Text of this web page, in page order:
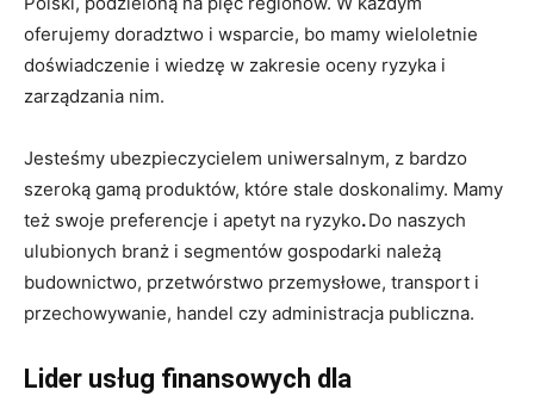
oferujemy doradztwo i wsparcie, bo mamy wieloletnie
doświadczenie i wiedzę w zakresie oceny ryzyka i
zarządzania nim.
Jesteśmy ubezpieczycielem uniwersalnym, z bardzo
szeroką gamą produktów, które stale doskonalimy. Mamy
też swoje preferencje i apetyt na ryzyko.Do naszych
ulubionych branż i segmentów gospodarki należą
budownictwo, przetwórstwo przemysłowe, transport i
przechowywanie, handel czy administracja publiczna.
Lider usług finansowych dla